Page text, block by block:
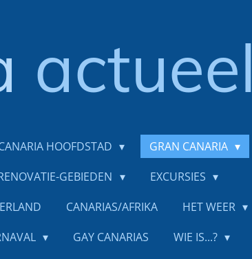
actueel
HOOFDSTAD
GRAN CANARIA
GEBIEDEN
EXCURSIES
CANARIAS/AFRIKA
HET WEER
GAY CANARIAS
WIE IS...?